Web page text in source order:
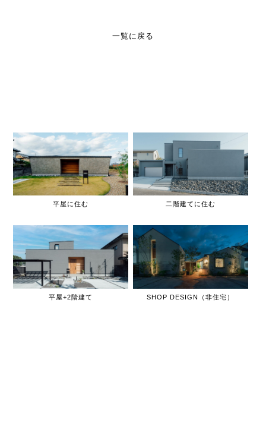
一覧に戻る
平屋に住む 二階建てに住む
平屋+2階建て SHOP DESIGN（非住宅）